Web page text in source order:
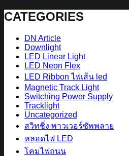
CATEGORIES
DN Article
Downlight
LED Linear Light
LED Neon Flex
LED Ribbon ไฟเส้น led
Magnetic Track Light
Switching Power Supply
Tracklight
Uncategorized
สวิทชิ่ง พาวเวอร์ซัพพลาย
หลอดไฟ LED
โคมไฟถนน